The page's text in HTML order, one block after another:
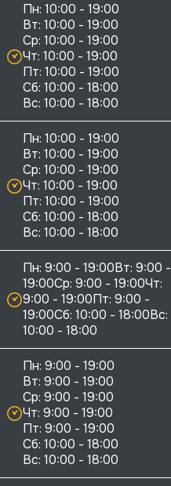
Пн: 10:00 - 19:00
Вт: 10:00 - 19:00
Ср: 10:00 - 19:00
Чт: 10:00 - 19:00
Пт: 10:00 - 19:00
Сб: 10:00 - 18:00
Пн: 10:00 - 19:00
Вт: 10:00 - 19:00
Ср: 10:00 - 19:00
Чт: 10:00 - 19:00
Пт: 10:00 - 19:00
Сб: 10:00 - 18:00
Пн: 9:00 - 19:00Вт: 9:00 -
19:00Ср: 9:00 - 19:00Чт:
9:00 - 19:00Пт: 9:00 -
19:00Сб: 10:00 - 18:00Вс:
10:00 - 18:00
Пн: 9:00 - 19:00
Вт: 9:00 - 19:00
Ср: 9:00 - 19:00
Чт: 9:00 - 19:00
Пт: 9:00 - 19:00
Сб: 10:00 - 18:00